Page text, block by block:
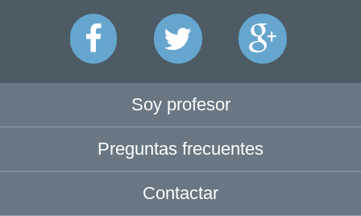
Soy profesor
Preguntas frecuentes
Contactar